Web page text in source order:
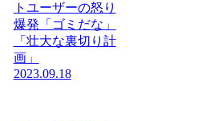
トユーザーの怒り
爆発「ゴミだな」
「壮大な裏切り計
画」
2023.09.18